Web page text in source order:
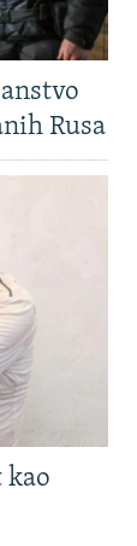
Rusa
kao